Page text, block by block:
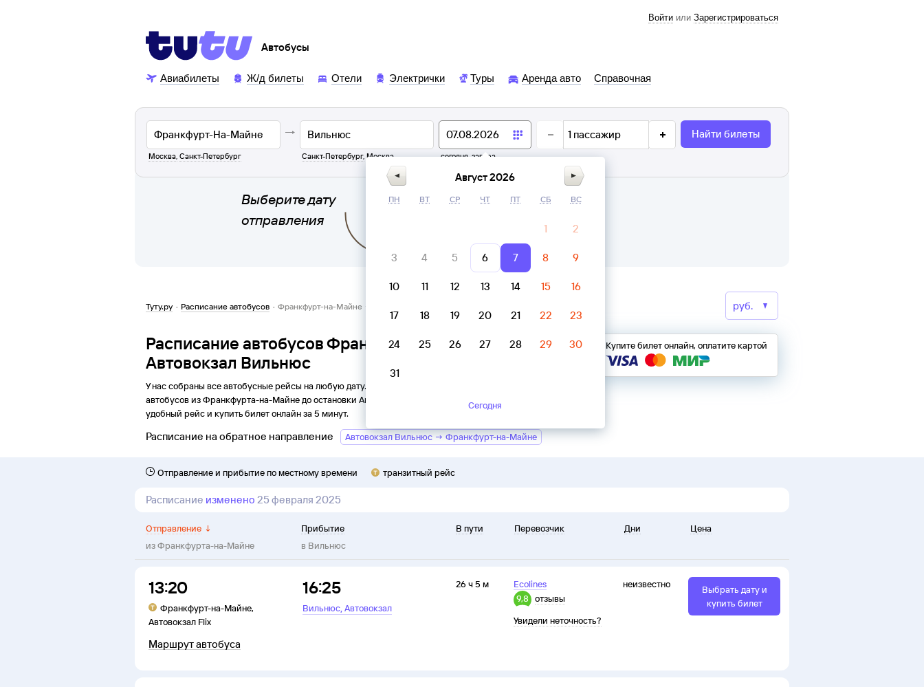
Войти или Зарегистрироваться
Автобусы
Авиабилеты Ж/д билеты Отели Электрички Туры Аренда авто Справочная
Москва, Санкт-Петербург Санкт-Петербург, Москва сегодня, завтра
1 пассажир Найти билеты
Выберите дату
отправления
Туту.ру · Расписание автобусов · Франкфурт-на-Майне → Автовокзал Вильнюс
Расписание автобусов Франкфурт-на-Майне →
Автовокзал Вильнюс
У нас собраны все автобусные рейсы на любую дату. Вы можете узнать точное расписание
автобусов изФранкфурта-на-Майне доостановки Автовокзал
удобный рейс и купить билет онлайн за 5 минут.
Купите билет онлайн, оплатите картой
Расписание на обратное направление Автовокзал Вильнюс → Франкфурт-на-Майне
Отправление и прибытие по местному времени транзитный рейс
Расписание изменено 25 февраля 2025
Отправление ↓
изФранкфурта-на-Майне
Прибытие
в Вильнюс
В пути Перевозчик Дни Цена
13:20
Франкфурт-на-Майне,
Автовокзал Flix
16:25
Вильнюс,Автовокзал
26 ч 5 м
Ecolines
9,8
отзывы
Увидели неточность?
неизвестно
Маршрут автобуса
Выбрать дату и
купить билет
Август 2026
ПН ВТ СР ЧТ ПТ СБ ВС
1 2
3 4 5 6 7 8 9
10 11 12 13 14 15 16
17 18 19 20 21 22 23
24 25 26 27 28 29 30
31
Сегодня